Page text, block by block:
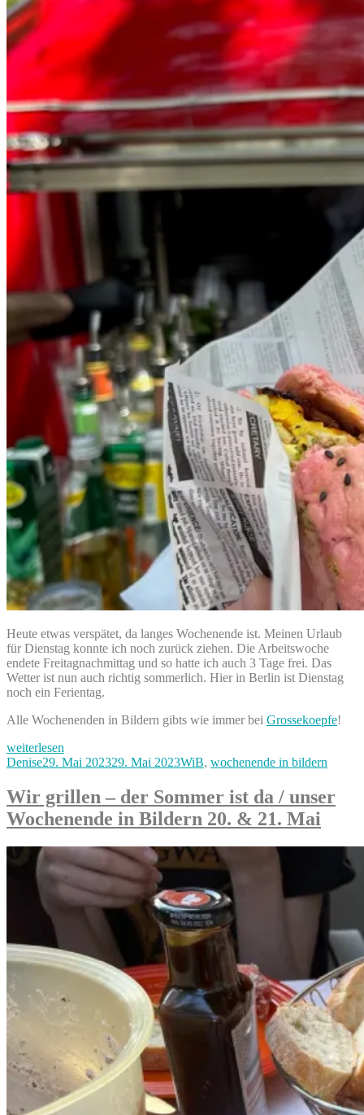
Heute etwas verspätet, da langes Wochenende ist. Meinen Urlaub
für Dienstag konnte ich noch zurück ziehen. Die Arbeitswoche
endete Freitagnachmittag und so hatte ich auch 3 Tage frei. Das
Wetter ist nun auch richtig sommerlich. Hier in Berlin ist Dienstag
noch ein Ferientag.
Alle Wochenenden in Bildern gibts wie immer bei Grossekoepfe!
„„Karneval“,
Grillen
ein
Tag
in
–
unser
Pfingstwochenende
Bildern“
weiterlesen
Autor
DeniseVeröffentlicht
29. Mai 202329. Mai 2023Kategorien
WiB, wochenende in bildern
Wir grillen – der Sommer ist da / unser
Wochenende in Bildern 20. & 21. Mai